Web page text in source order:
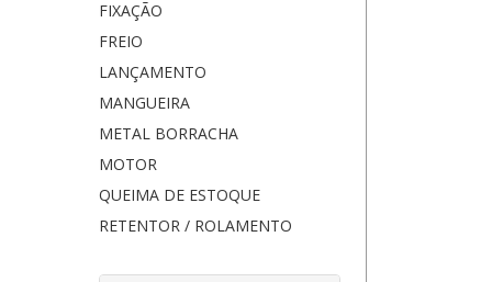
FIXAÇÃO
FREIO
LANÇAMENTO
MANGUEIRA
METAL BORRACHA
MOTOR
QUEIMA DE ESTOQUE
RETENTOR / ROLAMENTO